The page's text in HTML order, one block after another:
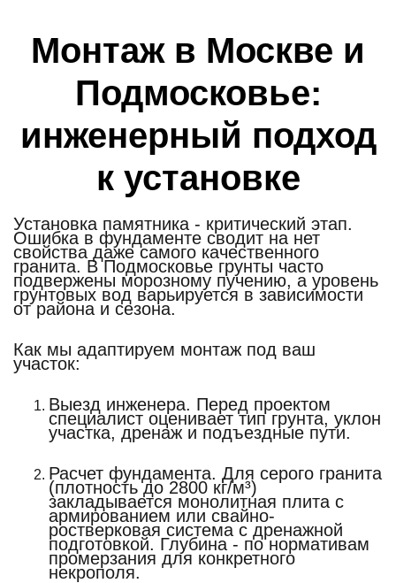
Монтаж в Москве и
Подмосковье:
инженерный подход
к установке
Установка памятника - критический этап.
Ошибка в фундаменте сводит на нет
свойства даже самого качественного
гранита. В Подмосковье грунты часто
подвержены морозному пучению, а уровень
грунтовых вод варьируется в зависимости
от района и сезона.
Как мы адаптируем монтаж под ваш
участок:
Выезд инженера. Перед проектом
специалист оценивает тип грунта, уклон
участка, дренаж и подъездные пути.
Расчет фундамента. Для серого гранита
(плотность до 2800 кг/м³)
закладывается монолитная плита с
армированием или свайно-
ростверковая система с дренажной
подготовкой. Глубина - по нормативам
промерзания для конкретного
некрополя.